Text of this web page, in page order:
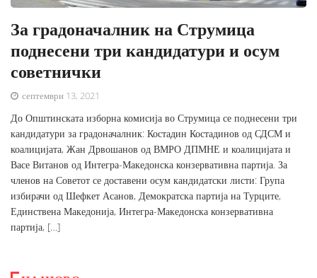
За градоначалник на Струмица
поднесени три кандидатури и осум
советнички
септември 13, 2021
До Општинската изборна комисија во Струмица се поднесени три
кандидатури за градоначалник: Костадин Костадинов од СДСМ и
коалицијата, Жан Дрвошанов од ВМРО ДПМНЕ и коалицијата и
Васе Витанов од Интегра-Македонска конзервативна партија. За
членов на Советот се доставени осум кандидатски листи: Група
избирачи од Шефкет Асанов, Демократска партија на Турците,
Единствена Македонија, Интегра-Македонска конзервативна
партија, […]